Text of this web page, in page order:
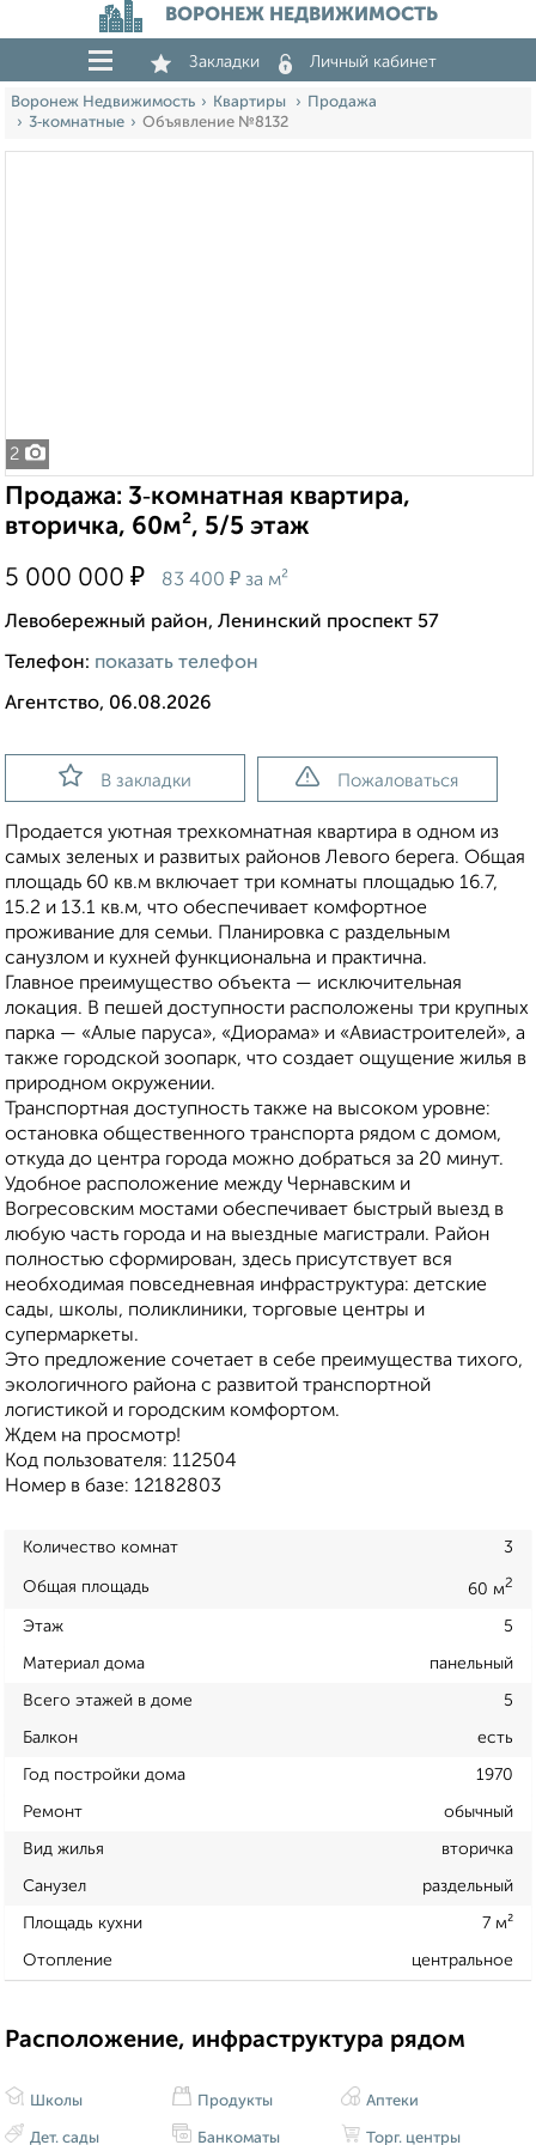
ВОРОНЕЖ НЕДВИЖИМОСТЬ
Закладки Личный кабинет
Воронеж Недвижимость Квартиры
Продажа
3‑комнатные
Объявление №8132
2
Продажа: 3‑комнатная квартира,
вторичка, 60м², 5/5 этаж
5 000 000 ₽ 83 400 ₽ за м²
Левобережный район, Ленинский проспект 57
Телефон: показать телефон
Агентство, 06.08.2026
В закладки Пожаловаться
Продается уютная трехкомнатная квартира в одном из
самых зеленых и развитых районов Левого берега. Общая
площадь 60 кв.м включает три комнаты площадью 16.7,
15.2 и 13.1 кв.м, что обеспечивает комфортное
проживание для семьи. Планировка с раздельным
санузлом и кухней функциональна и практична.
Главное преимущество объекта — исключительная
локация. В пешей доступности расположены три крупных
парка — «Алые паруса», «Диорама» и «Авиастроителей», а
также городской зоопарк, что создает ощущение жилья в
природном окружении.
Транспортная доступность также на высоком уровне:
остановка общественного транспорта рядом с домом,
откуда до центра города можно добраться за 20 минут.
Удобное расположение между Чернавским и
Вогресовским мостами обеспечивает быстрый выезд в
любую часть города и на выездные магистрали. Район
полностью сформирован, здесь присутствует вся
необходимая повседневная инфраструктура: детские
сады, школы, поликлиники, торговые центры и
супермаркеты.
Это предложение сочетает в себе преимущества тихого,
экологичного района с развитой транспортной
логистикой и городским комфортом.
Ждем на просмотр!
Код пользователя: 112504
Номер в базе: 12182803
Количество комнат 3
Общая площадь 60 м2
Этаж 5
Материал дома панельный
Всего этажей в доме 5
Балкон есть
Год постройки дома 1970
Ремонт обычный
Вид жилья вторичка
Санузел раздельный
Площадь кухни 7 м²
Отопление центральное
Расположение, инфраструктура рядом
Школы
Дет. сады
Продукты
Банкоматы
Аптеки
Торг. центры